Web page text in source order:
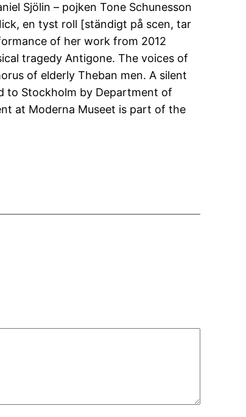
Sjölin – pojken Tone Schunesson
en tyst roll [ständigt på scen, tar
of her work from 2012
tragedy Antigone. The voices of
of elderly Theban men. A silent
to Stockholm by Department of
at Moderna Museet is part of the